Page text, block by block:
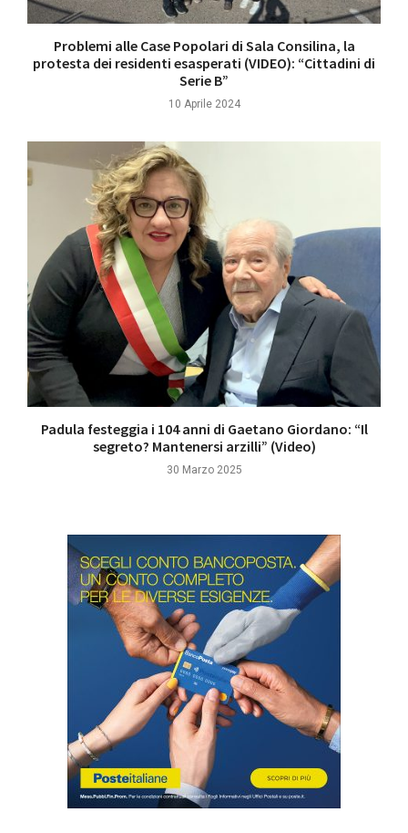
Problemi alle Case Popolari di Sala Consilina, la
protesta dei residenti esasperati (VIDEO): “Cittadini di
Serie B”
10 Aprile 2024
Padula festeggia i 104 anni di Gaetano Giordano: “Il
segreto? Mantenersi arzilli” (Video)
30 Marzo 2025